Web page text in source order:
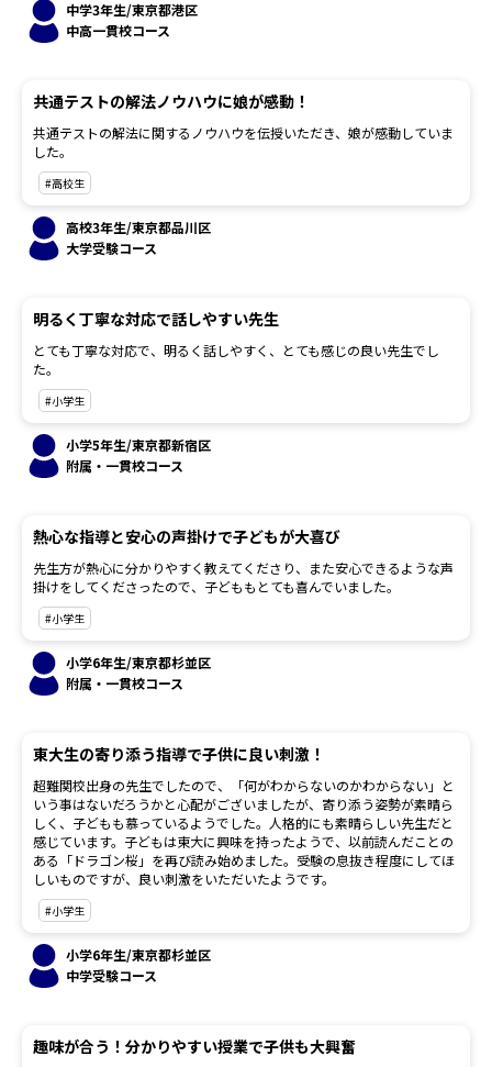
中学3年生/東京都港区
中高一貫校コース
共通テストの解法ノウハウに娘が感動！
共通テストの解法に関するノウハウを伝授いただき、娘が感動していま
した。
#高校生
高校3年生/東京都品川区
大学受験コース
明るく丁寧な対応で話しやすい先生
とても丁寧な対応で、明るく話しやすく、とても感じの良い先生でし
た。
#小学生
小学5年生/東京都新宿区
附属・一貫校コース
熱心な指導と安心の声掛けで子どもが大喜び
先生方が熱心に分かりやすく教えてくださり、また安心できるような声
掛けをしてくださったので、子どももとても喜んでいました。
#小学生
小学6年生/東京都杉並区
附属・一貫校コース
東大生の寄り添う指導で子供に良い刺激！
超難関校出身の先生でしたので、「何がわからないのかわからない」と
いう事はないだろうかと心配がございましたが、寄り添う姿勢が素晴ら
しく、子どもも慕っているようでした。人格的にも素晴らしい先生だと
感じています。子どもは東大に興味を持ったようで、以前読んだことの
ある「ドラゴン桜」を再び読み始めました。受験の息抜き程度にしてほ
しいものですが、良い刺激をいただいたようです。
#小学生
小学6年生/東京都杉並区
中学受験コース
趣味が合う！分かりやすい授業で子供も大興奮